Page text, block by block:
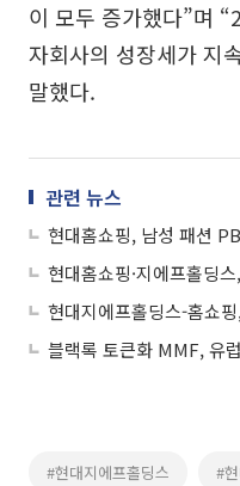
이 모두 증가했다”며
자회사의 성장세가 지
말했다.
관련 뉴스
현대홈쇼핑, 남성 패션
블랙록 토큰화 MMF, 유
#현대지에프홀딩스 #